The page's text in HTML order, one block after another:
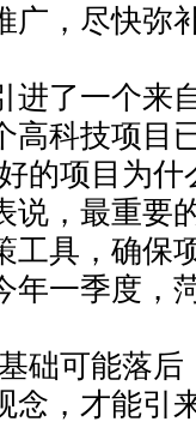
广，尽快弥
了一个来
高科技项目
的项目为什
说，最重要
工具，确保
年一季度，
可能落后
念，才能引